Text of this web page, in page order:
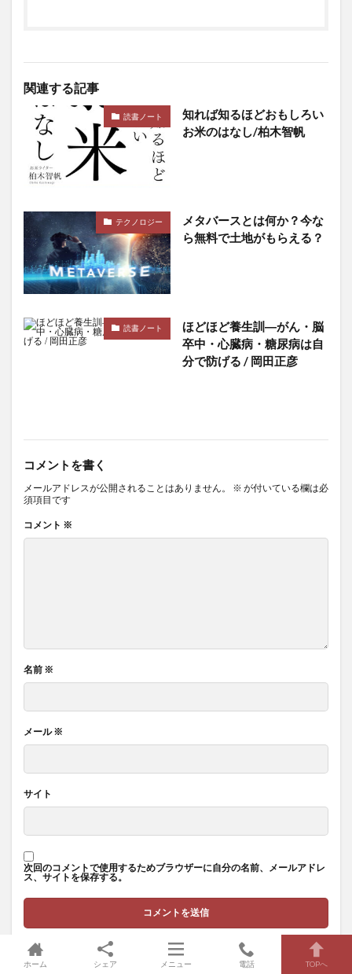
関連する記事
読書ノート
知れば知るほどおもしろい
お米のはなし/柏木智帆
テクノロジー
メタバースとは何か？今な
ら無料で土地がもらえる？
読書ノート
ほどほど養生訓―がん・脳
卒中・心臓病・糖尿病は自
分で防げる / 岡田正彦
コメントを書く
メールアドレスが公開されることはありません。 ※ が付いている欄は必
須項目です
コメント ※
名前 ※
メール※
サイト
次回のコメントで使用するためブラウザーに自分の名前、メールアドレ
ス、サイトを保存する。
ホーム シェア メニュー 電話 TOPへ